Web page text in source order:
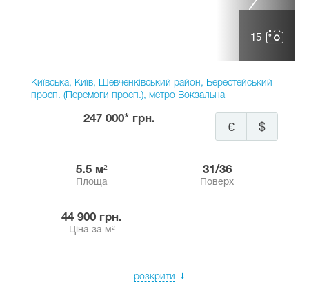
15
Київська, Київ, Шевченківський район, Берестейський
просп. (Перемоги просп.), метро Вокзальна
247 000* грн.
$
€
5.5 м²
Площа
31/36
Поверх
44 900 грн.
Ціна за м²
розкрити